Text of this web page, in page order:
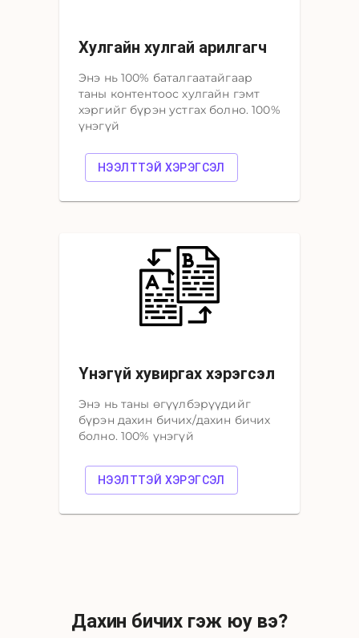
Хулгайн хулгай арилгагч
Энэ нь 100% баталгаатайгаар
таны контентоос хулгайн гэмт
хэргийг бүрэн устгах болно. 100%
үнэгүй
НЭЭЛТТЭЙ ХЭРЭГСЭЛ
Үнэгүй хувиргах хэрэгсэл
Энэ нь таны өгүүлбэрүүдийг
бүрэн дахин бичих/дахин бичих
болно. 100% үнэгүй
НЭЭЛТТЭЙ ХЭРЭГСЭЛ
Дахин бичих гэж юу вэ?